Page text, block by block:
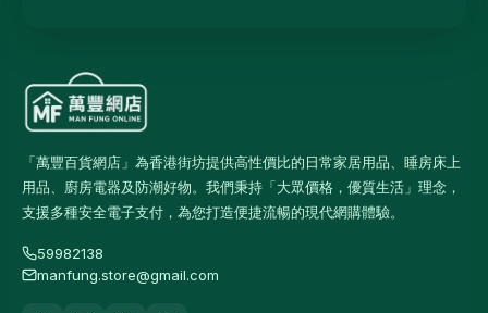
「萬豐百貨網店」為香港街坊提供高性價比的日常家居用品、睡房床上
用品、廚房電器及防潮好物。我們秉持「大眾價格，優質生活」理念，
支援多種安全電子支付，為您打造便捷流暢的現代網購體驗。
59982138
manfung.store@gmail.com